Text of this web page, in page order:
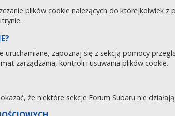
plików cookie należących do którejkolwiek
uruchamiane, zapoznaj się z sekcją pomocy
zarządzania, kontroli i usuwania plików cookie.
że niektóre sekcje Forum Subaru nie